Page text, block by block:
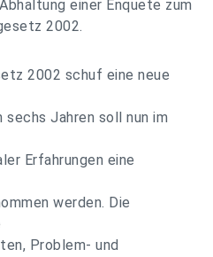
einer Enquete zum
2002.
2002 schuf eine neue
Jahren soll nun im
Erfahrungen eine
werden. Die
Problem- und